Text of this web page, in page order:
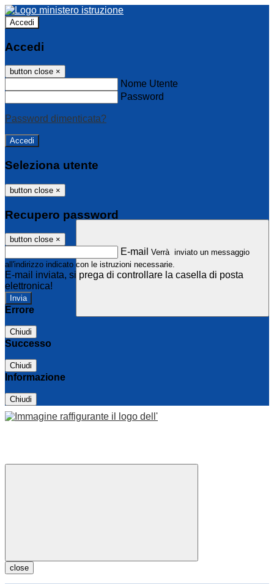
Accedi
Accedi
button close ×
Nome Utente
Password
Password dimenticata?
Seleziona utente
button close ×
Recupero password
button close ×
E-mail Verrà inviato un messaggio
all'indirizzo indicato con le istruzioni necessarie.
E-mail inviata, si prega di controllare la casella di posta
elettronica!
Errore
Chiudi
Successo
Chiudi
Informazione
Chiudi
close